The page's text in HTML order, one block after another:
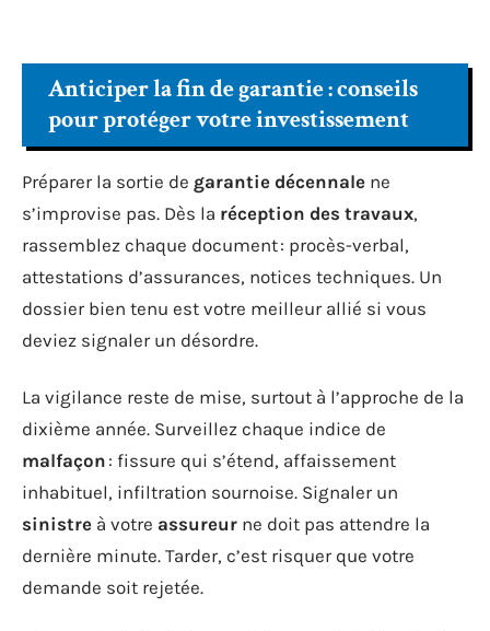
Anticiper la fin de garantie : conseils
pour protéger votre investissement
Préparer la sortie de garantie décennale ne
s’improvise pas. Dès la réception des travaux,
rassemblez chaque document : procès-verbal,
attestations d’assurances, notices techniques. Un
dossier bien tenu est votre meilleur allié si vous
deviez signaler un désordre.
La vigilance reste de mise, surtout à l’approche de la
dixième année. Surveillez chaque indice de
malfaçon : fissure qui s’étend, affaissement
inhabituel, infiltration sournoise. Signaler un
sinistre à votre assureur ne doit pas attendre la
dernière minute. Tarder, c’est risquer que votre
demande soit rejetée.